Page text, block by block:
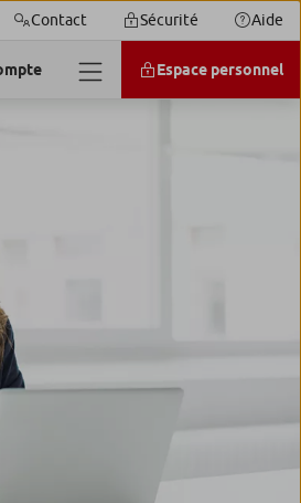
Contact Sécurité Aide
Espace personnel